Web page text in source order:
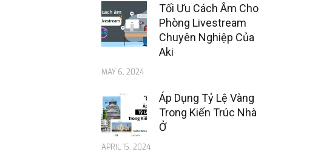
Tối Ưu Cách Âm Cho
Phòng Livestream
Chuyên Nghiệp Của
Aki
MAY 6, 2024
Áp Dụng Tỷ Lệ Vàng
Trong Kiến Trúc Nhà
Ở
APRIL 15, 2024